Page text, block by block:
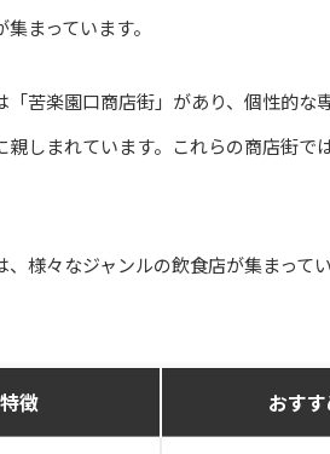
まっています。
苦楽園口商店街」があり、個性的な
しまれています。これらの商店街で
様々なジャンルの飲食店が集まって
徴 おす